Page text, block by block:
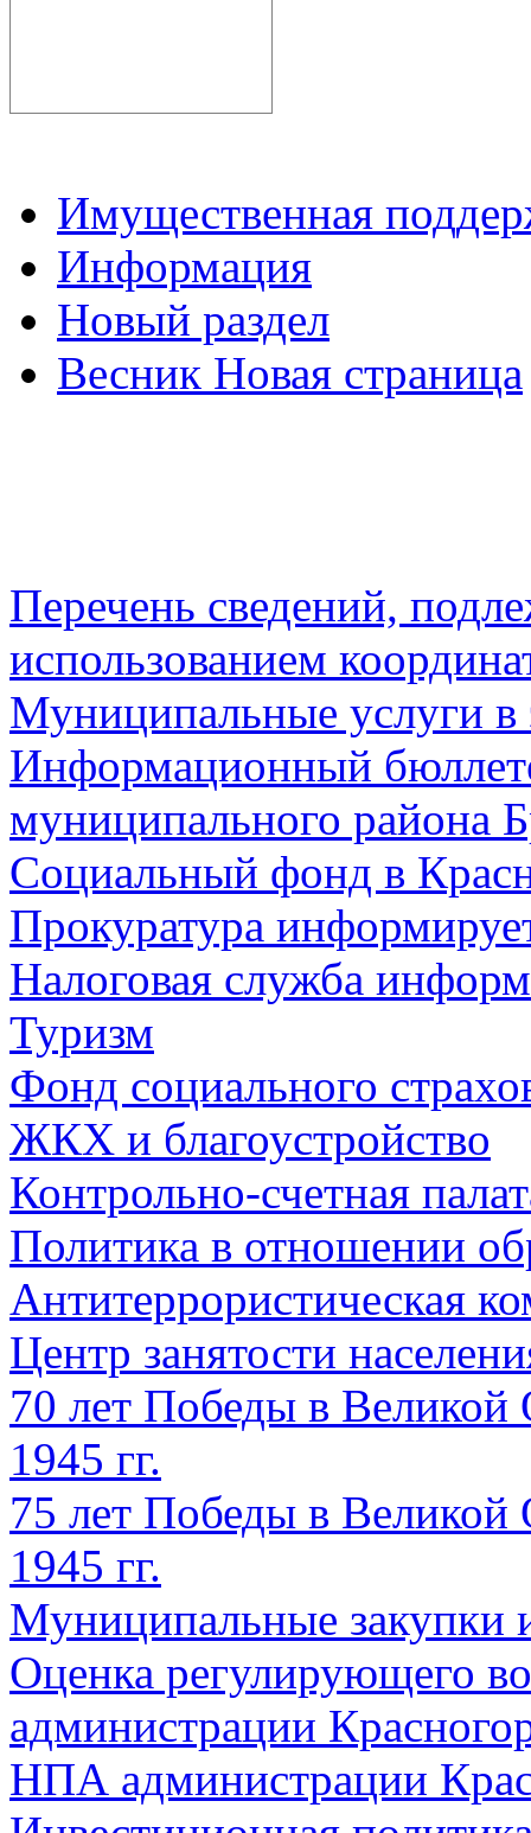
Имущественная
Информация
Новый раздел
Весник Новая страница
Перечень сведений,
использованием
Муниципальные услуги в
Информационный
муниципального района
Социальный фонд в
Прокуратура
Налоговая служба
Туризм
Фонд социального
ЖКХ и благоустройство
Контрольно-счетная
Политика в отношении
Антитеррористическая
Центр занятости
70 лет Победы в Великой
1945 гг.
75 лет Победы в Великой
1945 гг.
Муниципальные закупки
Оценка регулирующего
администрации
НПА администрации